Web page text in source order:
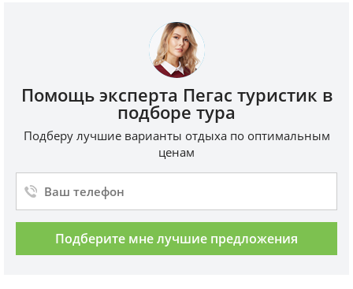
Помощь эксперта Пегас туристик в
подборе тура
Подберу лучшие варианты отдыха по оптимальным
ценам
Подберите мне лучшие предложения